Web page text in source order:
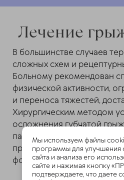
Лечение
В большинстве случаев
сложных схем и
Больному рекомендован
физической активности,
и переноса тяжестей,
Хирургическим методом
осложнения губчатой
параллельно проводить
протекающих
фосфора и кальция в
Мы используем файлы
программы для улучшения
сайта и анализа его
сайте и нажимая кнопку
подтверждаете, что даете